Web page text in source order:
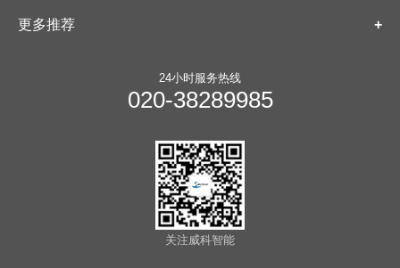
更多推荐
24小时服务热线
020-38289985
关注威科智能